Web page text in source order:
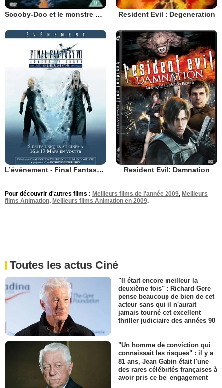
Scooby-Doo et le monstre du Loch Ness Resident Evil : Degeneration
L’événement - Final Fantasy VII : Advent Children Complete Resident Evil: Damnation
Pour découvrir d'autres films : Meilleurs films de l'année 2009, Meilleurs
films Animation, Meilleurs films Animation en 2009.
Toutes les actus Ciné
"Il était encore meilleur la
deuxième fois" : Richard Gere
pense beaucoup de bien de cet
acteur sans qui il n'aurait
jamais tourné cet excellent
thriller judiciaire des années 90
"Un homme de conviction qui
connaissait les risques" : il y a
81 ans, Jean Gabin était l'une
des rares célébrités françaises à
avoir pris ce bel engagement